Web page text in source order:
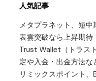
人気記事
メタプラネット、短
表雲突破なら上昇期待
Trust Wallet（トラス
定や入金・出金方法な
リミックスポイント